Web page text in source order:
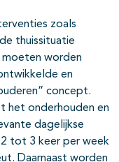
zoals
thuissituatie
worden
en
concept.
het onderhouden en
dagelijkse
tot 3 keer per week
Daarnaast worden